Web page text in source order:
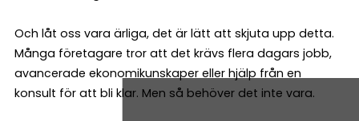
Och låt oss vara ärliga, det är lätt att skjuta upp detta.
Många företagare tror att det krävs flera dagars jobb,
avancerade ekonomikunskaper eller hjälp från en
konsult för att bli klar. Men så behöver det inte vara.